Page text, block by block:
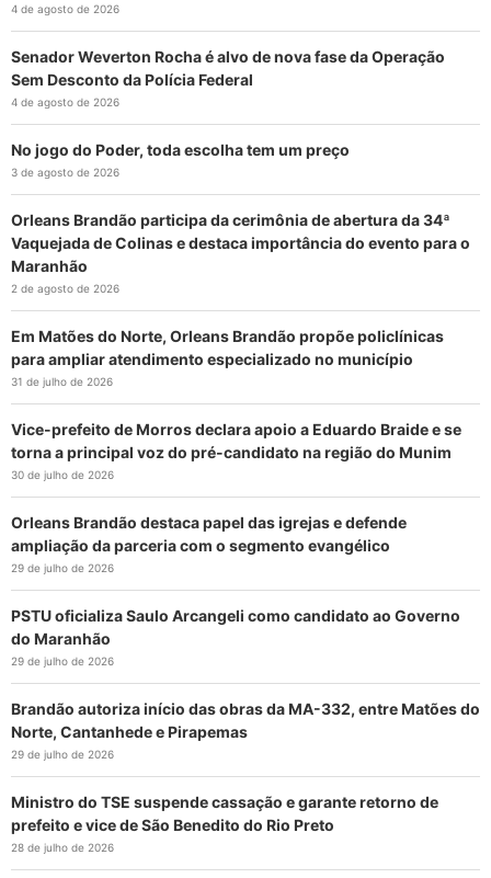
4 de agosto de 2026
Senador Weverton Rocha é alvo de nova fase da Operação
Sem Desconto da Polícia Federal
4 de agosto de 2026
No jogo do Poder, toda escolha tem um preço
3 de agosto de 2026
Orleans Brandão participa da cerimônia de abertura da 34ª
Vaquejada de Colinas e destaca importância do evento para o
Maranhão
2 de agosto de 2026
Em Matões do Norte, Orleans Brandão propõe policlínicas
para ampliar atendimento especializado no município
31 de julho de 2026
Vice-prefeito de Morros declara apoio a Eduardo Braide e se
torna a principal voz do pré-candidato na região do Munim
30 de julho de 2026
Orleans Brandão destaca papel das igrejas e defende
ampliação da parceria com o segmento evangélico
29 de julho de 2026
PSTU oficializa Saulo Arcangeli como candidato ao Governo
do Maranhão
29 de julho de 2026
Brandão autoriza início das obras da MA-332, entre Matões do
Norte, Cantanhede e Pirapemas
29 de julho de 2026
Ministro do TSE suspende cassação e garante retorno de
prefeito e vice de São Benedito do Rio Preto
28 de julho de 2026